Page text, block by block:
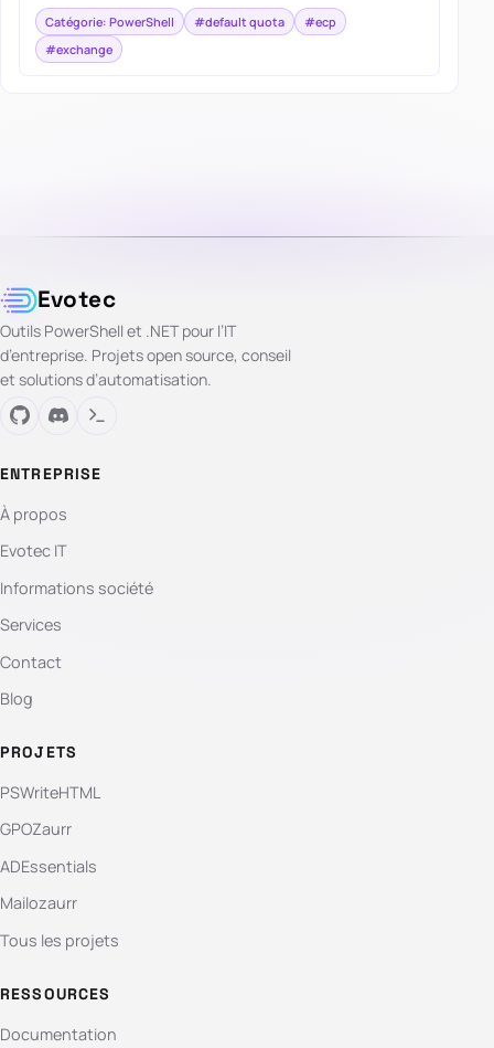
Catégorie: PowerShell #default quota
#ecp
#exchange
Evotec
Outils PowerShell et .NET pour l’IT
d’entreprise. Projets open source, conseil
et solutions d’automatisation.
ENTREPRISE
À propos
Evotec IT
Informations société
Services
Contact
Blog
PROJETS
PSWriteHTML
GPOZaurr
ADEssentials
Mailozaurr
Tous les projets
RESSOURCES
Documentation